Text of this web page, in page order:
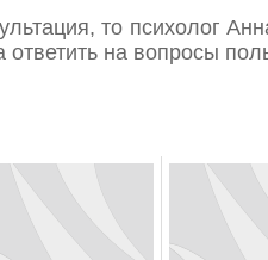
то психолог
на вопросы